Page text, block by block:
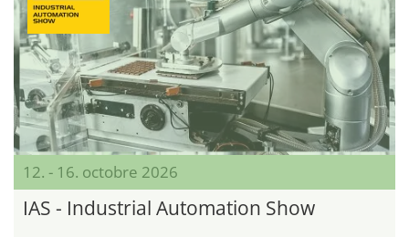
12. - 16. octobre 2026
IAS - Industrial Automation Show